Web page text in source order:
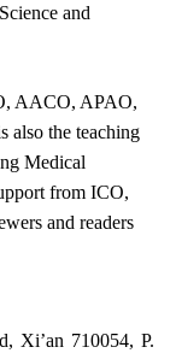
and
AACO, APAO,
the teaching
Medical
from ICO,
and readers
Xi’an 710054, P.